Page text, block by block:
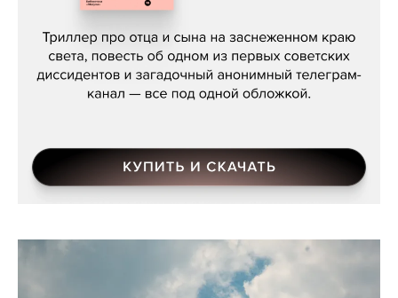
Даниил Туровский, «Разрыв»